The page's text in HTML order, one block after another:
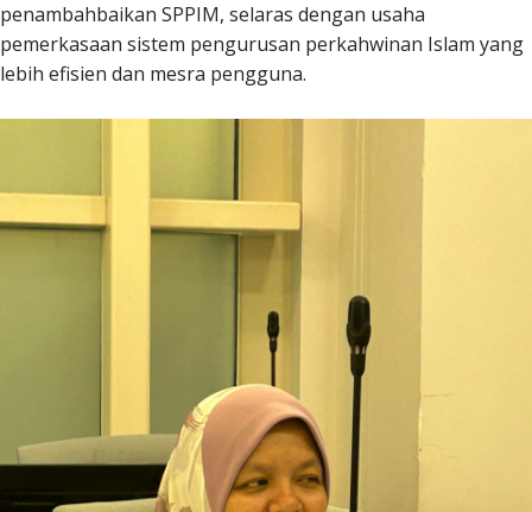
penambahbaikan SPPIM, selaras dengan usaha
pemerkasaan sistem pengurusan perkahwinan Islam yang
lebih efisien dan mesra pengguna.